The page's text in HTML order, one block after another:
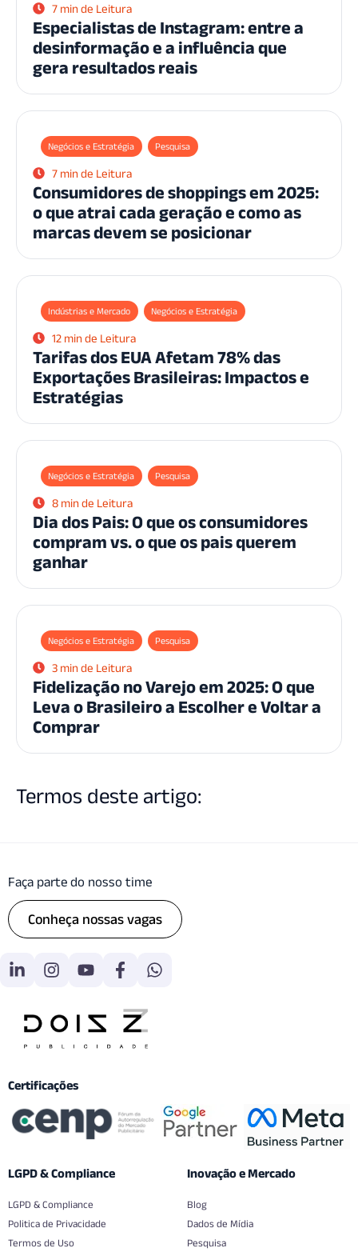
7 min de Leitura
Especialistas de Instagram: entre a
desinformação e a influência que
gera resultados reais
Negócios e Estratégia Pesquisa
7 min de Leitura
Consumidores de shoppings em 2025:
o que atrai cada geração e como as
marcas devem se posicionar
Indústrias e Mercado Negócios e Estratégia
12 min de Leitura
Tarifas dos EUA Afetam 78% das
Exportações Brasileiras: Impactos e
Estratégias
Negócios e Estratégia Pesquisa
8 min de Leitura
Dia dos Pais: O que os consumidores
compram vs. o que os pais querem
ganhar
Negócios e Estratégia Pesquisa
3 min de Leitura
Fidelização no Varejo em 2025: O que
Leva o Brasileiro a Escolher e Voltar a
Comprar
Termos deste artigo:
Faça parte do nosso time
Conheça nossas vagas
Certificações
LGPD & Compliance
LGPD & Compliance
Politica de Privacidade
Termos de Uso
Inovação e Mercado
Blog
Dados de Mídia
Pesquisa